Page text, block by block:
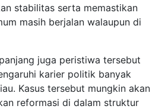
stabilitas serta memastikan
masih berjalan walaupun di
juga peristiwa tersebut
karier politik banyak
Kasus tersebut mungkin akan
reformasi di dalam struktur